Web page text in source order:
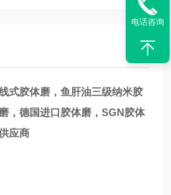
式胶体磨， 鱼肝油三级纳米胶
，德国进口胶体磨， SGN胶体
应商
电话咨询